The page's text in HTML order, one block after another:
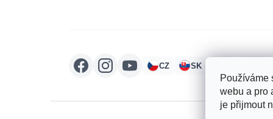
Používáme
webu a pro
je přijmout
CZ SK